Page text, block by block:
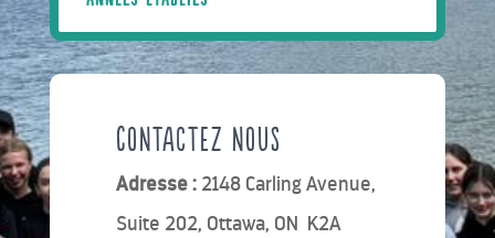
Contactez nous
Adresse :2148 Carling Avenue,
Suite 202, Ottawa, ON K2A